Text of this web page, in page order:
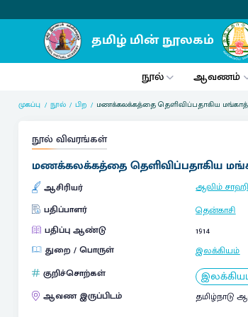
நூல் ஆவணம்
முகப்பு நூல் பிற மணக்கலக்கத்தை தெளிவிப்பதாகிய
நூல் விவரங்கள்
மணக்கலக்கத்தை தெளிவிப்பதாகிய
ஆசிரியர்
ஆலிம்
பதிப்பாளர்
தென்காசி
பதிப்பு ஆண்டு
1914
துறை / பொருள்
இலக்கியம்
குறிச்சொற்கள்
ஆவண இருப்பிடம்